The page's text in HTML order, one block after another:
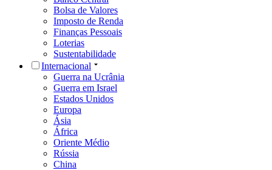
Bolsa de Valores
Imposto de Renda
Finanças Pessoais
Loterias
Sustentabilidade
Internacional
Guerra na Ucrânia
Guerra em Israel
Estados Unidos
Europa
Ásia
África
Oriente Médio
Rússia
China